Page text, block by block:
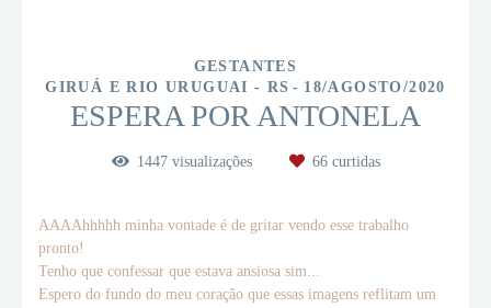
GESTANTES
GIRUÁ E RIO URUGUAI - RS
18/AGOSTO/2020
ESPERA POR ANTONELA
1447visualizações 66curtidas
AAAAhhhhh minha vontade é de gritar vendo esse trabalho
pronto!
Tenho que confessar que estava ansiosa sim...
Espero do fundo do meu coração que essas imagens reflitam um